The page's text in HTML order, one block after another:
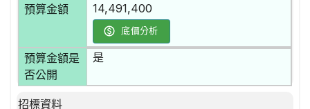
預算金額 14,491,400
底價分析
預算金額是
否公開
是
招標資料